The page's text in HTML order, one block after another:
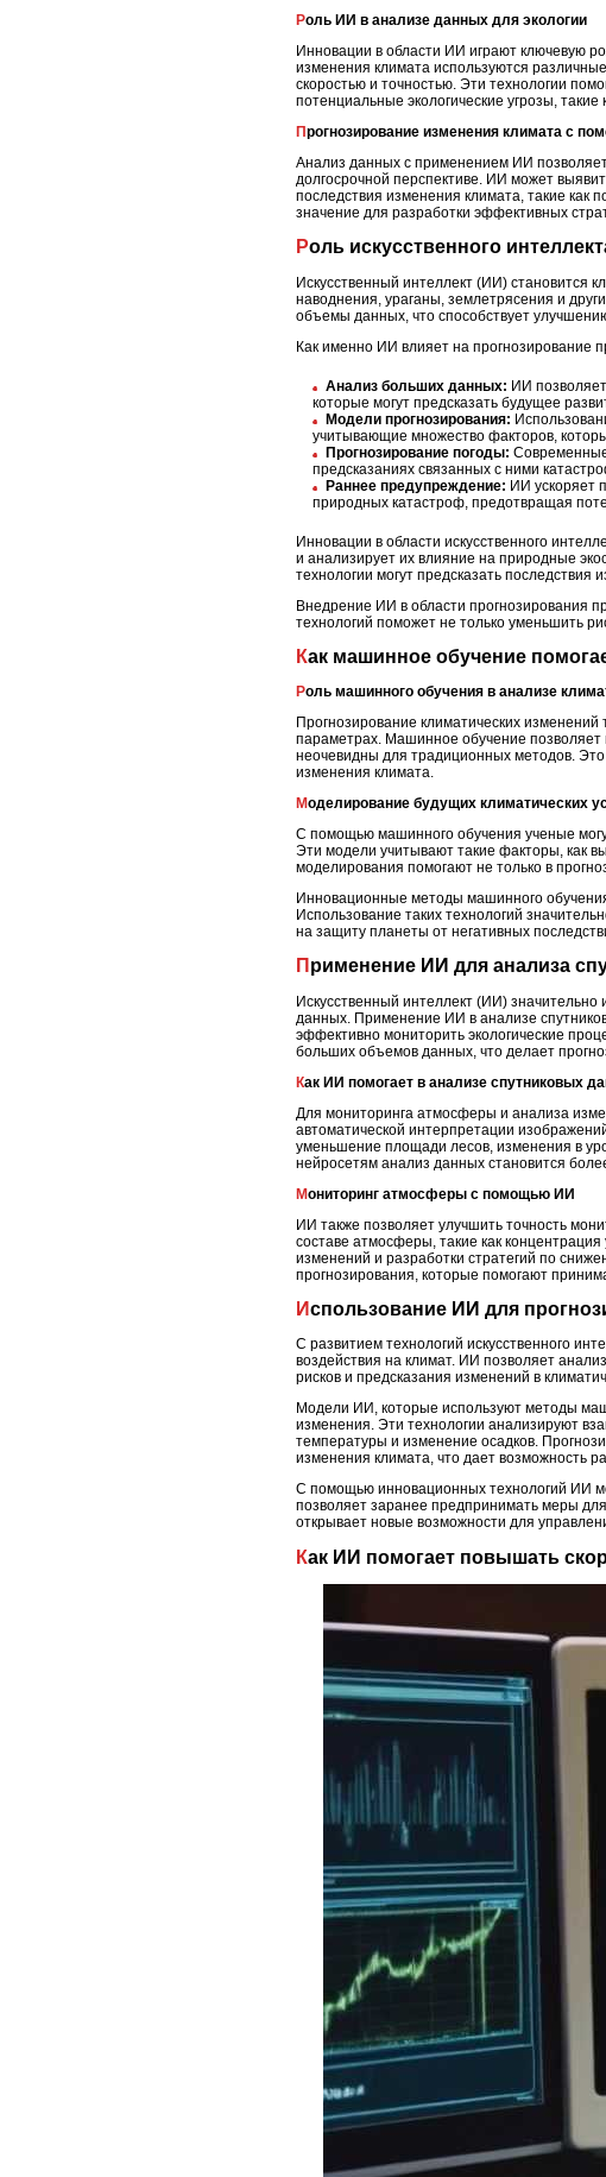
Роль ИИ в анализе данных для экологии
Инновации в области ИИ играют ключевую
изменения климата используются
скоростью и точностью. Эти технологии
потенциальные экологические угрозы,
Прогнозирование изменения климата с
Анализ данных с применением ИИ
долгосрочной перспективе. ИИ может
последствия изменения климата, такие как
значение для разработки эффективных
Роль искусственного
Искусственный интеллект (ИИ) становится
наводнения, ураганы, землетрясения и
объемы данных, что способствует
Как именно ИИ влияет на прогнозирование
Анализ больших данных: ИИ
которые могут предсказать будущее
Модели прогнозирования:
учитывающие множество факторов,
Прогнозирование погоды: Современные
предсказаниях связанных с ними
Раннее предупреждение: ИИ ускоряет
природных катастроф, предотвращая
Инновации в области искусственного
и анализирует их влияние на природные
технологии могут предсказать
Внедрение ИИ в области прогнозирования
технологий поможет не только уменьшить
Как машинное обучение
Роль машинного обучения в анализе
Прогнозирование климатических
параметрах. Машинное обучение позволяет
неочевидны для традиционных методов.
изменения климата.
Моделирование будущих климатических
С помощью машинного обучения ученые
Эти модели учитывают такие факторы, как
моделирования помогают не только в
Инновационные методы машинного
Использование таких технологий
на защиту планеты от негативных
Применение ИИ для анализа
Искусственный интеллект (ИИ)
данных. Применение ИИ в анализе
эффективно мониторить экологические
больших объемов данных, что делает
Как ИИ помогает в анализе спутниковых
Для мониторинга атмосферы и анализа
автоматической интерпретации
уменьшение площади лесов, изменения в
нейросетям анализ данных становится
Мониторинг атмосферы с помощью ИИ
ИИ также позволяет улучшить точность
составе атмосферы, такие как концентрация
изменений и разработки стратегий по
прогнозирования, которые помогают
Использование ИИ для
С развитием технологий искусственного
воздействия на климат. ИИ позволяет
рисков и предсказания изменений в
Модели ИИ, которые используют методы
изменения. Эти технологии анализируют
температуры и изменение осадков.
изменения климата, что дает возможность
С помощью инновационных технологий ИИ
позволяет заранее предпринимать меры
открывает новые возможности для
Как ИИ помогает повышать